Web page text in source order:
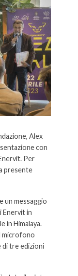
Alex
con
Per
presente
un messaggio
Enervit in
in Himalaya.
microfono
di tre edizioni